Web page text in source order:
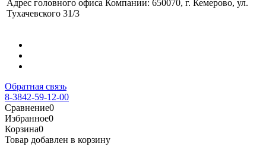
Адрес головного офиса Компании: 650070, г. Кемерово, ул.
Тухачевского 31/3
Обратная связь
8-3842-59-12-00
Сравнение0
Избранное0
Корзина0
Товар добавлен в корзину